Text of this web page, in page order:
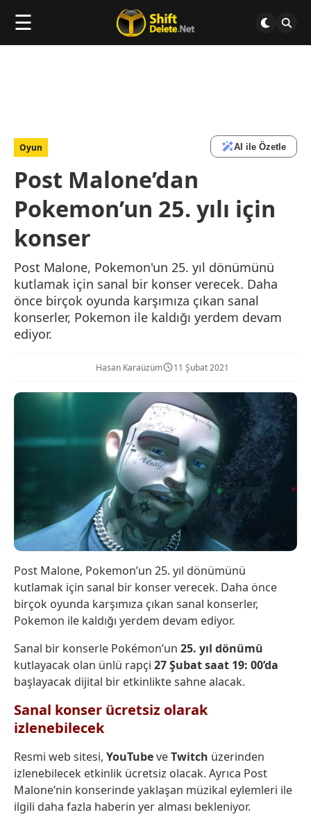
☰
Oyun AI ile Özetle
Post Malone’dan
Pokemon’un 25. yılı için
konser
Post Malone, Pokemon'un 25. yıl dönümünü
kutlamak için sanal bir konser verecek. Daha
önce birçok oyunda karşımıza çıkan sanal
konserler, Pokemon ile kaldığı yerdem devam
ediyor.
Hasan Karaüzüm 11 Şubat 2021
Post Malone, Pokemon’un 25. yıl dönümünü
kutlamak için sanal bir konser verecek. Daha önce
birçok oyunda karşımıza çıkan sanal konserler,
Pokemon ile kaldığı yerdem devam ediyor.
Sanal bir konserle Pokémon’un 25. yıl dönümü
kutlayacak olan ünlü rapçi 27 Şubat saat 19: 00’da
başlayacak dijital bir etkinlikte sahne alacak.
Sanal konser ücretsiz olarak
izlenebilecek
Resmi web sitesi, YouTubeveTwitch üzerinden
izlenebilecek etkinlik ücretsiz olacak. Ayrıca Post
Malone’nin konserinde yaklaşan müzikal eylemleri ile
ilgili daha fazla haberin yer alması bekleniyor.